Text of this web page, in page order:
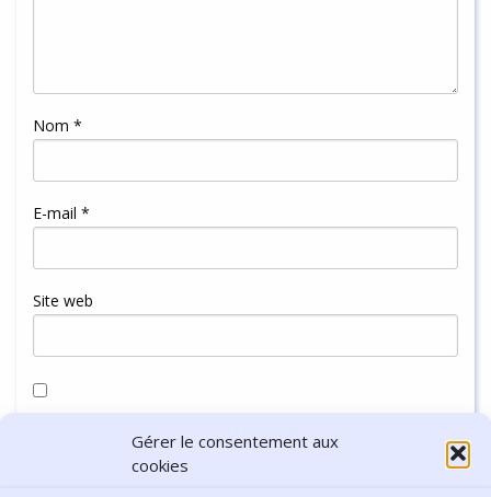
Gérer le consentement aux
cookies
Nom *
E-mail *
Site web
navigateur pour mon prochain commentaire.